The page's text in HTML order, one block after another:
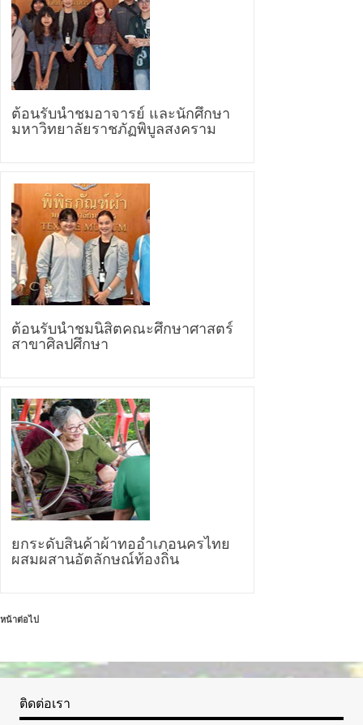
ต้อนรับนำชมอาจารย์ และนักศึกษา
มหาวิทยาลัยราชภัฏพิบูลสงคราม
ต้อนรับนำชมนิสิตคณะศึกษาศาสตร์
สาขาศิลปศึกษา
ยกระดับสินค้าผ้าทออำเภอนครไทย
ผสมผสานอัตลักษณ์ท้องถิ่น
หน้าต่อไป
ติดต่อเรา